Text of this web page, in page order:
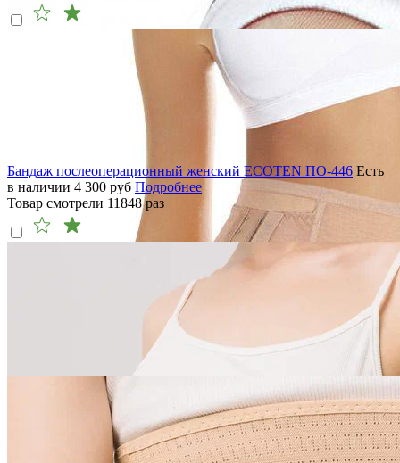
Бандаж послеоперационный женский ECOTEN ПО-446 Есть
в наличии 4 300 руб Подробнее
Товар смотрели 11848раз